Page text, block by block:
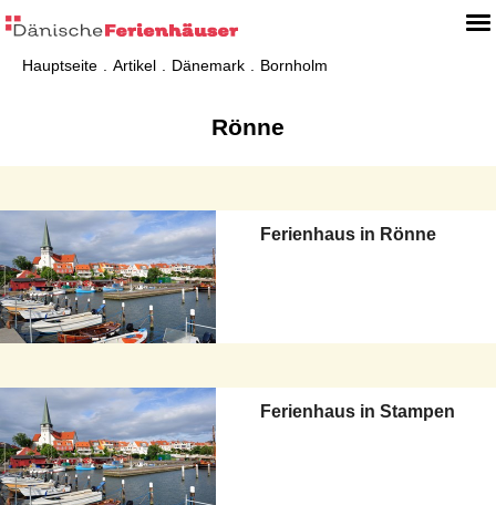
Hauptseite Artikel Dänemark Bornholm
Rönne
Ferienhaus in Rönne
Ferienhaus in Stampen